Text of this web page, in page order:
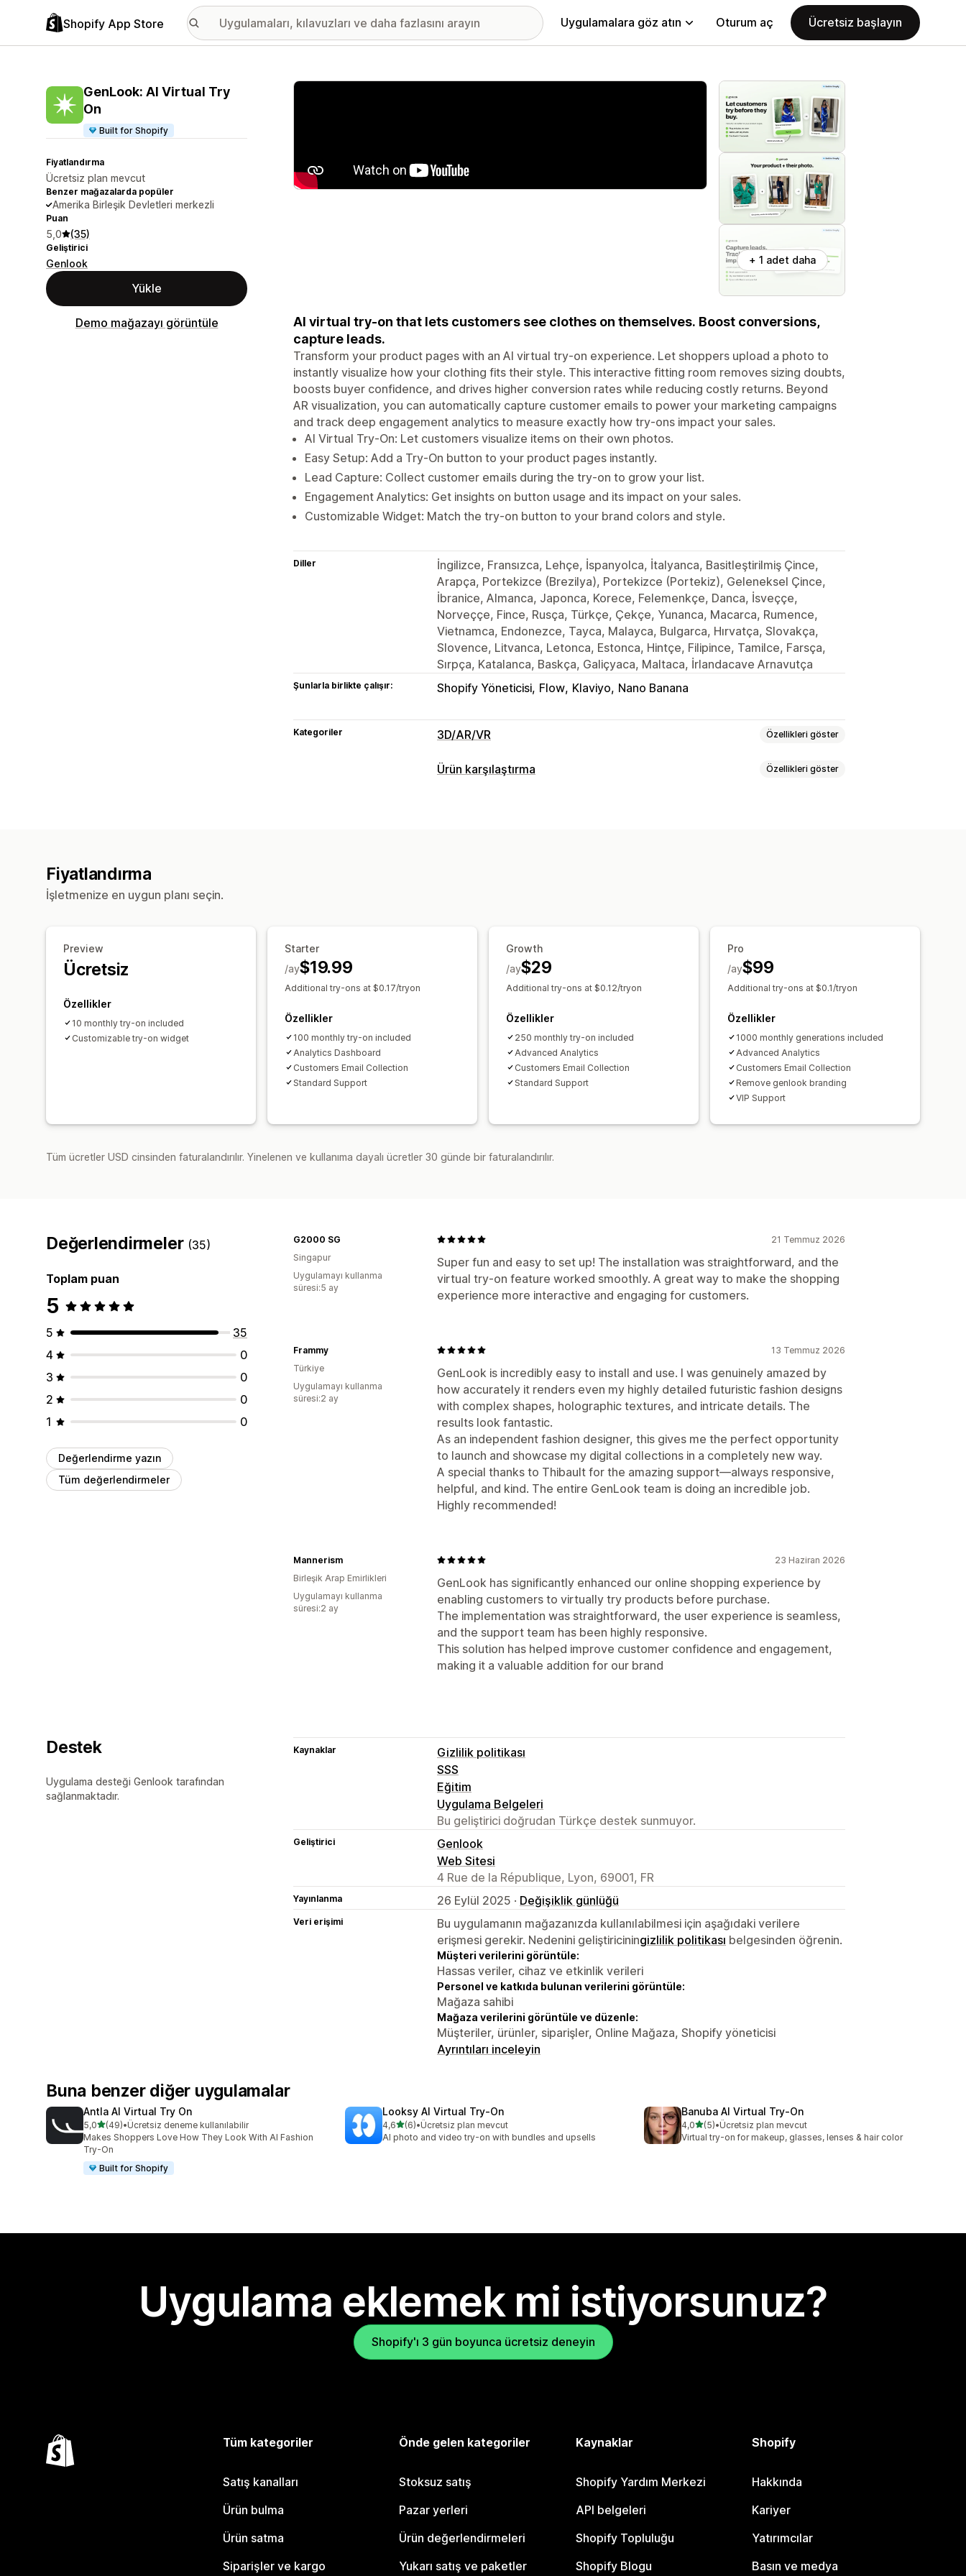
Shopify App Store Uygulamalara göz atın Oturum aç Ücretsiz başlayın
GenLook: AI Virtual Try
On
Built for Shopify
Fiyatlandırma
Ücretsiz plan mevcut
Benzer mağazalarda popüler
Amerika Birleşik Devletleri merkezli
Puan
5,0 (35)
Geliştirici
Genlook
Yükle
Demo mağazayı görüntüle
Öne çıkan görsel galerisi
+ 1 adet daha
AI virtual try-on that lets customers see clothes on themselves. Boost conversions,
capture leads.
Transform your product pages with an AI virtual try-on experience. Let shoppers upload a photo to
instantly visualize how your clothing fits their style. This interactive fitting room removes sizing doubts,
boosts buyer confidence, and drives higher conversion rates while reducing costly returns. Beyond
AR visualization, you can automatically capture customer emails to power your marketing campaigns
and track deep engagement analytics to measure exactly how try-ons impact your sales.
AI Virtual Try-On: Let customers visualize items on their own photos.
Easy Setup: Add a Try-On button to your product pages instantly.
Lead Capture: Collect customer emails during the try-on to grow your list.
Engagement Analytics: Get insights on button usage and its impact on your sales.
Customizable Widget: Match the try-on button to your brand colors and style.
Diller
İngilizce, Fransızca, Lehçe, İspanyolca, İtalyanca, Basitleştirilmiş Çince,
Arapça, Portekizce (Brezilya), Portekizce (Portekiz), Geleneksel Çince,
İbranice, Almanca, Japonca, Korece, Felemenkçe, Danca, İsveççe,
Norveççe, Fince, Rusça, Türkçe, Çekçe, Yunanca, Macarca, Rumence,
Vietnamca, Endonezce, Tayca, Malayca, Bulgarca, Hırvatça, Slovakça,
Slovence, Litvanca, Letonca, Estonca, Hintçe, Filipince, Tamilce, Farsça,
Sırpça, Katalanca, Baskça, Galiçyaca, Maltaca, İrlandacave Arnavutça
Şunlarla birlikte çalışır: Shopify Yöneticisi Flow Klaviyo Nano Banana
Kategoriler 3D/AR/VR Özellikleri göster
Görselleştirme
Ürün karşılaştırma Özellikleri göster
Fiyatlandırma
İşletmenize en uygun planı seçin.
Preview
Ücretsiz
Özellikler
10 monthly try-on included
Customizable try-on widget
Starter
$19.99
/ay
Additional try-ons at $0.17/tryon
Özellikler
100 monthly try-on included
Analytics Dashboard
Customers Email Collection
Standard Support
Growth
$29
/ay
Additional try-ons at $0.12/tryon
Özellikler
250 monthly try-on included
Advanced Analytics
Customers Email Collection
Standard Support
Pro
$99
/ay
Additional try-ons at $0.1/tryon
Özellikler
1000 monthly generations included
Advanced Analytics
Customers Email Collection
Remove genlook branding
VIP Support
Tüm ücretler USD cinsinden faturalandırılır. Yinelenen ve kullanıma dayalı ücretler 30 günde bir faturalandırılır.
Değerlendirmeler (35)
Toplam puan
5
5
35
4
0
3
0
2
0
1
0
Değerlendirme yazın
Tüm değerlendirmeler
21 Temmuz 2026
Super fun and easy to set up! The installation was straightforward, and the
virtual try-on feature worked smoothly. A great way to make the shopping
experience more interactive and engaging for customers.
G2000 SG
Singapur
Uygulamayı kullanma
süresi:5 ay
13 Temmuz 2026
GenLook is incredibly easy to install and use. I was genuinely amazed by
how accurately it renders even my highly detailed futuristic fashion designs
with complex shapes, holographic textures, and intricate details. The
results look fantastic.
As an independent fashion designer, this gives me the perfect opportunity
to launch and showcase my digital collections in a completely new way.
A special thanks to Thibault for the amazing support—always responsive,
helpful, and kind. The entire GenLook team is doing an incredible job.
Highly recommended!
Frammy
Türkiye
Uygulamayı kullanma
süresi:2 ay
23 Haziran 2026
GenLook has significantly enhanced our online shopping experience by
enabling customers to virtually try products before purchase.
The implementation was straightforward, the user experience is seamless,
and the support team has been highly responsive.
This solution has helped improve customer confidence and engagement,
making it a valuable addition for our brand
Mannerism
Birleşik Arap Emirlikleri
Uygulamayı kullanma
süresi:2 ay
Destek
Uygulama desteği Genlook tarafından
sağlanmaktadır.
Kaynaklar
Gizlilik politikası
SSS
Eğitim
Uygulama Belgeleri
Bu geliştirici doğrudan Türkçe destek sunmuyor.
Geliştirici
Genlook
Web Sitesi
4 Rue de la République, Lyon, 69001, FR
Yayınlanma 26 Eylül 2025 · Değişiklik günlüğü
Veri erişimi
Bu uygulamanın mağazanızda kullanılabilmesi için aşağıdaki verilere
erişmesi gerekir. Nedenini geliştiriciningizlilik politikası belgesinden öğrenin.
Müşteri verilerini görüntüle:
Hassas veriler, cihaz ve etkinlik verileri
Personel ve katkıda bulunan verilerini görüntüle:
Mağaza sahibi
Mağaza verilerini görüntüle ve düzenle:
Müşteriler, ürünler, siparişler, Online Mağaza, Shopify yöneticisi
Ayrıntıları inceleyin
Buna benzer diğer uygulamalar
Antla AI Virtual Try On
5,05 yıldız üzerinden
(49)
toplam 49 değerlendirme
•Ücretsiz deneme kullanılabilir
Makes Shoppers Love How They Look With AI Fashion
Try-On
Built for Shopify
Looksy AI Virtual Try‑On
4,65 yıldız üzerinden
(6)
toplam 6 değerlendirme
•Ücretsiz plan mevcut
AI photo and video try-on with bundles and upsells
Banuba AI Virtual Try‑On
4,05 yıldız üzerinden
(5)
toplam 5 değerlendirme
•Ücretsiz plan mevcut
Virtual try-on for makeup, glasses, lenses & hair color
Uygulama eklemek mi istiyorsunuz?
Shopify'ı 3 gün boyunca ücretsiz deneyin
Tüm kategoriler
Satış kanalları
Ürün bulma
Ürün satma
Siparişler ve kargo
Önde gelen kategoriler
Stoksuz satış
Pazar yerleri
Ürün değerlendirmeleri
Yukarı satış ve paketler
Kaynaklar
Shopify Yardım Merkezi
API belgeleri
Shopify Topluluğu
Shopify Blogu
Shopify
Hakkında
Kariyer
Yatırımcılar
Basın ve medya